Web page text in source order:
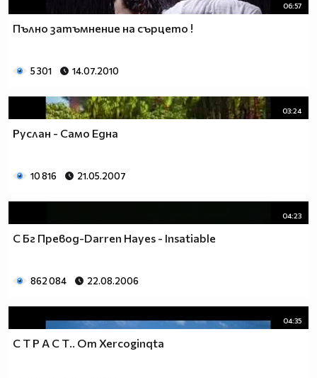
06:57
Пълно затъмнение на сърцето !
5 301 14.07.2010
03:24
Руслан - Само Една
10 816 21.05.2007
04:23
С Бг Превод-Darren Hayes - Insatiable
862 084 22.08.2006
04:35
С Т Р А С Т.. От Xercoginqta